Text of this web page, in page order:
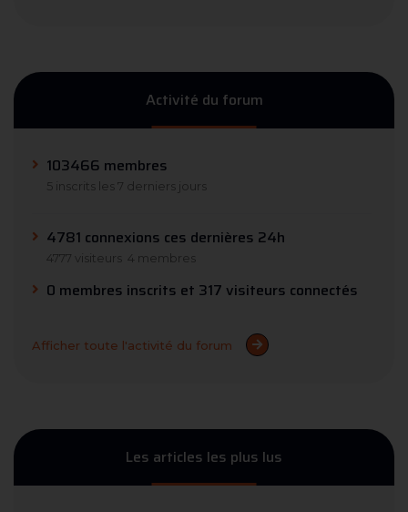
Activité du forum
103466 membres
5 inscrits les 7 derniers jours
4781 connexions ces dernières 24h
4777 visiteurs 4 membres
0 membres inscrits et 317 visiteurs connectés
Afficher toute l'activité du forum
Les articles les plus lus